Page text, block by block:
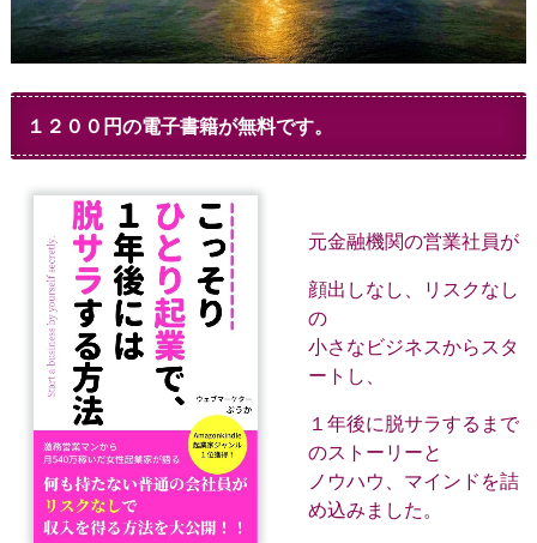
１２００円の電子書籍が無料です。
元金融機関の営業社員が
顔出しなし、リスクなし
の
小さなビジネスからスタ
ートし、
１年後に脱サラするまで
のストーリーと
ノウハウ、マインドを詰
め込みました。